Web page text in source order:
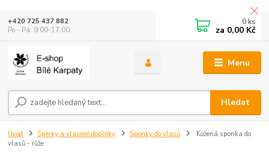
Menu
Hledat
+420 725 437 882
Po - Pá: 9:00-17:00
0 ks
za 0,00 Kč
Úvod Šperky a vlasové doplňky Sponky do vlasů
Kožená sponka do
vlasů - růže